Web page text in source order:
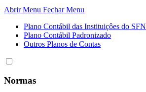
Abrir Menu Fechar Menu
Plano Contábil das Instituiçôes do SFN
Plano Contábil Padronizado
Outros Planos de Contas
Normas